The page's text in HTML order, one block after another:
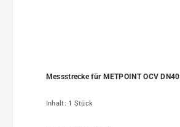
Messstrecke für METPOINT OCV DN40
Inhalt: 1 Stück